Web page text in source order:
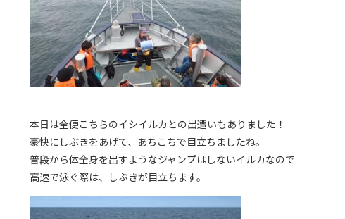
本日は全便こちらのイシイルカとの出遭いもありました！
豪快にしぶきをあげて、あちこちで目立ちましたね。
普段から体全身を出すようなジャンプはしないイルカなので
高速で泳ぐ際は、しぶきが目立ちます。